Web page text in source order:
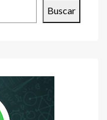
Buscar